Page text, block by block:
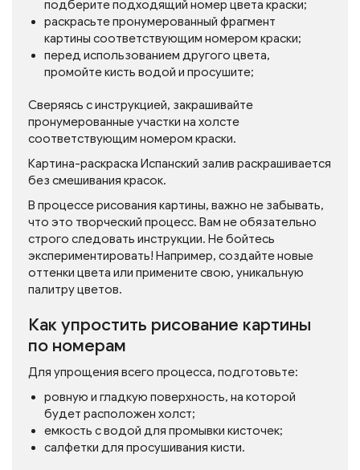
подберите подходящий номер цвета краски;
раскрасьте пронумерованный фрагмент
картины соответствующим номером краски;
перед использованием другого цвета,
промойте кисть водой и просушите;
Сверяясь с инструкцией, закрашивайте
пронумерованные участки на холсте
соответствующим номером краски.
Картина-раскраска Испанский залив раскрашивается
без смешивания красок.
В процессе рисования картины, важно не забывать,
что это творческий процесс. Вам не обязательно
строго следовать инструкции. Не бойтесь
экспериментировать! Например, создайте новые
оттенки цвета или примените свою, уникальную
палитру цветов.
Как упростить рисование картины
по номерам
Для упрощения всего процесса, подготовьте:
ровную и гладкую поверхность, на которой
будет расположен холст;
емкость с водой для промывки кисточек;
салфетки для просушивания кисти.